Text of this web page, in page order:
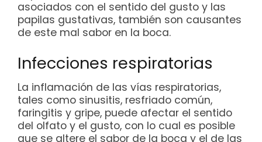
asociados con el sentido del gusto y las
papilas gustativas, también son causantes
de este mal sabor en la boca.
Infecciones respiratorias
La inflamación de las vías respiratorias,
tales como sinusitis, resfriado común,
faringitis y gripe, puede afectar el sentido
del olfato y el gusto, con lo cual es posible
que se altere el sabor de la boca y el de las